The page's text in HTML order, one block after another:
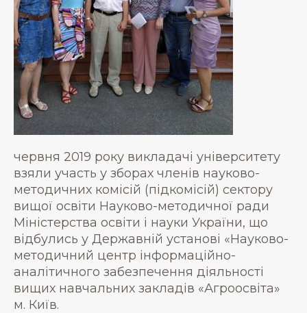
червня 2019 року викладачі університету
взяли участь у зборах членів науково-
методичних комісій (підкомісій) сектору
вищої освіти Науково-методичної ради
Міністерства освіти і науки України, що
відбулись у Державній установі «Науково-
методичний центр інформаційно-
аналітичного забезпечення діяльності
вищих навчальних закладів «Агроосвіта»
м. Київ.